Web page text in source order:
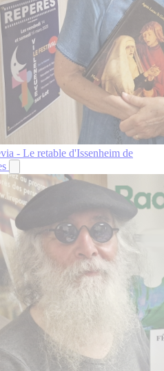
- Le retable d'Issenheim de